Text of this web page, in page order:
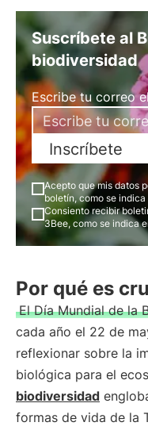
Suscríbete al
biodiversidad
Escribe tu correo
Inscríbete
Acepto que mis datos
boletín, como se indica
Consiento recibir
3Bee, como se indica
Por qué es
El Día Mundial de la
cada año el 22 de
reflexionar sobre la
biológica para el
biodiversidad
formas de vida de la